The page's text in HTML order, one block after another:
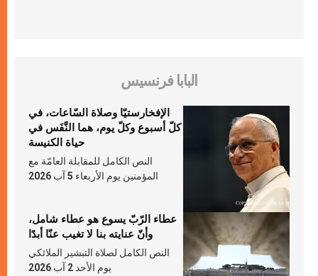
البابا فرنسيس
الإفخارستيّا وصلاة السّاعات، في
كلّ أسبوع وكلّ يوم، هما النَّفَس في
حياة الكنيسة
النص الكامل للمقابلة العامّة مع
المؤمنين يوم الأربعاء 5 آب 2026
عطاء الرّبّ يسوع هو عطاء شامل،
وأنّ عنايته بنا لا تغيب عنّا أبدًا
النص الكامل لصلاة التبشير الملائكي
يوم الأحد 2 آب 2026